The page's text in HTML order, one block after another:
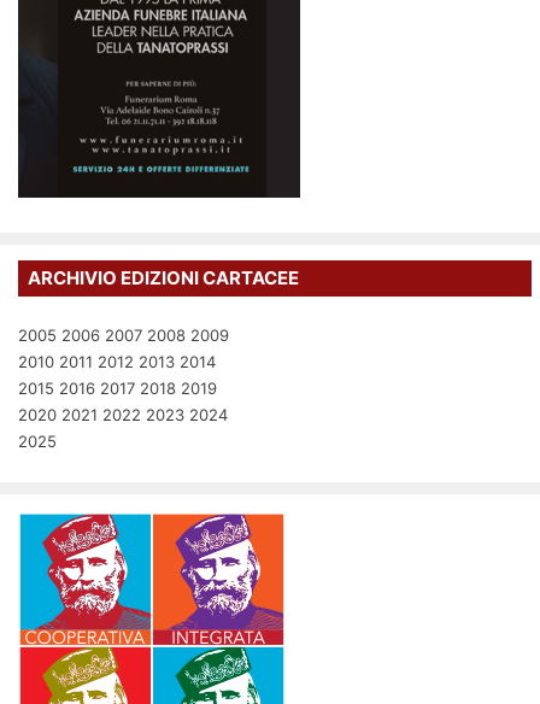
ARCHIVIO EDIZIONI CARTACEE
2005 2006 2007 2008 2009
2010 2011 2012 2013 2014
2015 2016 2017 2018 2019
2020 2021 2022 2023 2024
2025